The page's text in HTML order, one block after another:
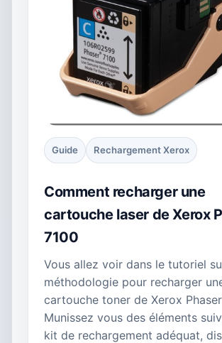
Guide Rechargement Xerox
Comment recharger une
cartouche laser de Xerox
7100
Vous allez voir dans le tutoriel
méthodologie pour recharger
cartouche toner de Xerox
Munissez vous des éléments
kit de rechargement adéquat,